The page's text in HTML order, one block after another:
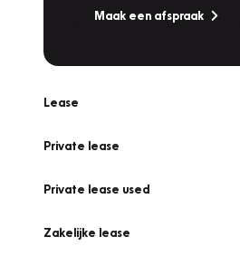
Maak een afspraak
Lease
Private lease
Private lease used
Zakelijke lease